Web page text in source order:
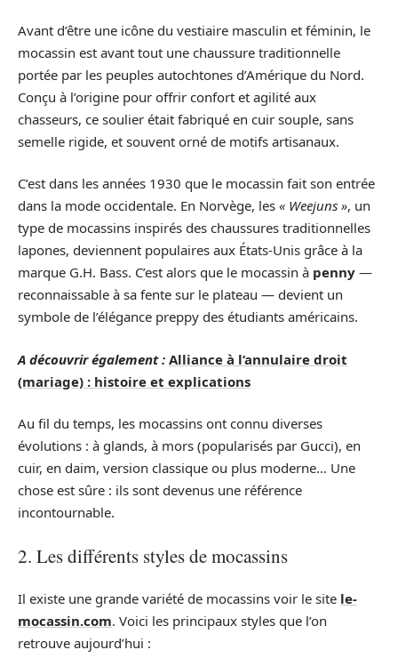
Avant d’être une icône du vestiaire masculin et féminin, le
mocassin est avant tout une chaussure traditionnelle
portée par les peuples autochtones d’Amérique du Nord.
Conçu à l’origine pour offrir confort et agilité aux
chasseurs, ce soulier était fabriqué en cuir souple, sans
semelle rigide, et souvent orné de motifs artisanaux.
C’est dans les années 1930 que le mocassin fait son entrée
dans la mode occidentale. En Norvège, les « Weejuns », un
type de mocassins inspirés des chaussures traditionnelles
lapones, deviennent populaires aux États-Unis grâce à la
marque G.H. Bass. C’est alors que le mocassin à penny —
reconnaissable à sa fente sur le plateau — devient un
symbole de l’élégance preppy des étudiants américains.
A découvrir également : Alliance à l’annulaire droit
(mariage) : histoire et explications
Au fil du temps, les mocassins ont connu diverses
évolutions : à glands, à mors (popularisés par Gucci), en
cuir, en daim, version classique ou plus moderne… Une
chose est sûre : ils sont devenus une référence
incontournable.
2. Les différents styles de mocassins
Il existe une grande variété de mocassins voir le site le-
mocassin.com. Voici les principaux styles que l’on
retrouve aujourd’hui :